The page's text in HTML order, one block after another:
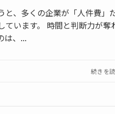
と、多くの企業が「人件費
ています。 時間と判断力が
は、...